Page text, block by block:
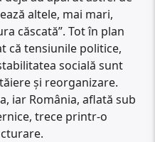
altele, mai mari,
căscată”. Tot în plan
că tensiunile politice,
socială sunt
și reorganizare.
iar România, aflată sub
trece printr-o